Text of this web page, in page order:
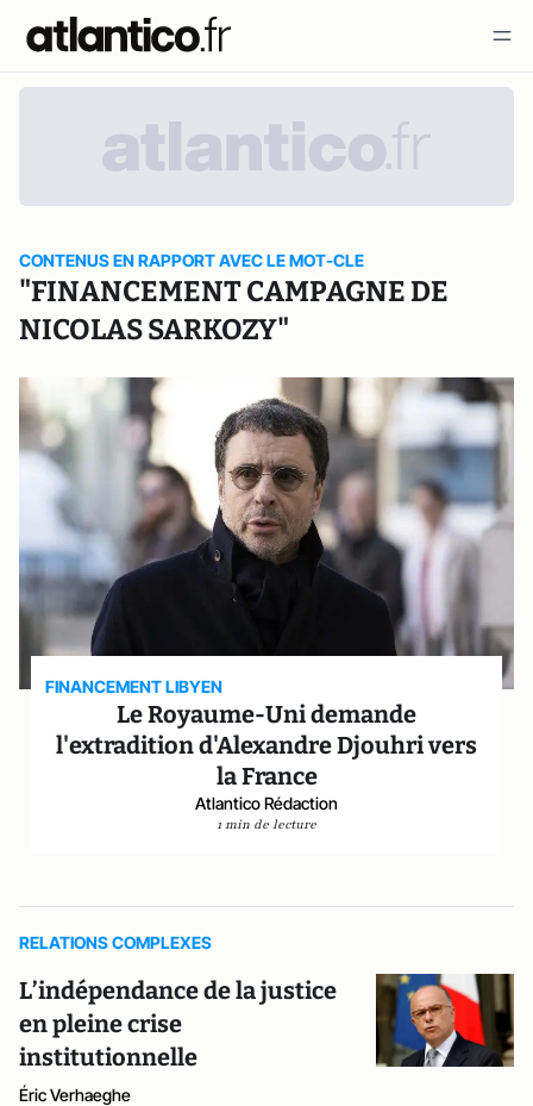
CONTENUS EN RAPPORT AVEC LE MOT-CLE
"FINANCEMENT CAMPAGNE DE
NICOLAS SARKOZY"
FINANCEMENT LIBYEN
Le Royaume-Uni demande
l'extradition d'Alexandre Djouhri vers
la France
Atlantico Rédaction
1 min de lecture
RELATIONS COMPLEXES
L’indépendance de la justice
en pleine crise
institutionnelle
Éric Verhaeghe